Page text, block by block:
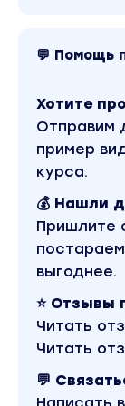
тема,
и вариант
хотите
своей все
Без
никаких
будете
Хотя,
арбитража
платным
💬 Помощь
Хотите
Отправим
пример
курса.
💰 Нашли
Пришлите
выгоднее.
⭐ Отзывы
Читать
Читать
💬